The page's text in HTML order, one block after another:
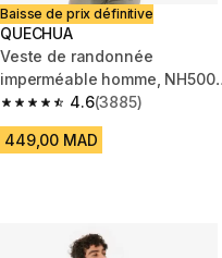
Baisse de prix définitive
QUECHUA
Veste de randonnée
imperméable homme, NH500
noir
4.6
4.6 out of 5 stars from 3885
(3885)
449,00 MAD